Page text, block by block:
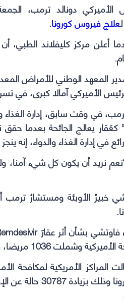
الأميركي دونالد ترمب،
علاج فيروس كورونا.
المعهد الوطني للأمراض
الأميركي آمالا كبرى، في
في وقت سابق، إدارة
كعَقار يعالج الجائحة بعدما
في إدارة الغذاء والدواء،
نريد أن يكون كل شيء آمنا،
مريضا، في 47 موقعا في أميركا، و21 في أوروبا وآسيا.